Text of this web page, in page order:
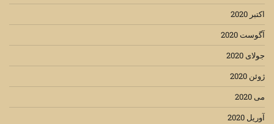
اکتبر 2020
آگوست 2020
جولای 2020
ژوئن 2020
می 2020
آوریل 2020